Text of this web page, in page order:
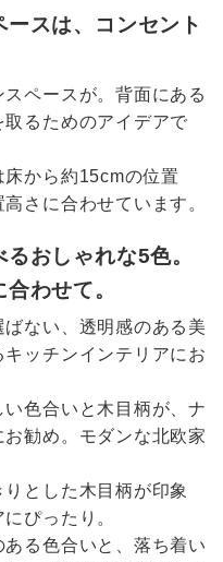
スは、コンセント
ペースが。背面にある
るためのアイデアで
から約15cmの位置
さに合わせています。
おしゃれな5色。
わせて。
ない、透明感のある美
ッチンインテリアにお
色合いと木目柄が、ナ
勧め。モダンな北欧家
とした木目柄が印象
ぴったり。
る色合いと、落ち着い